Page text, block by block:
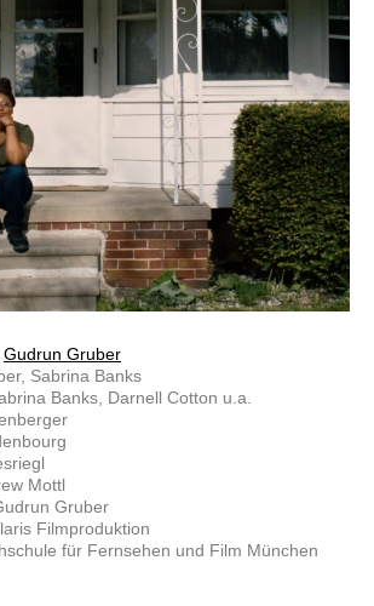
Gudrun Gruber
Sabrina Banks
Banks, Darnell Cotton u.a.
Mottl
Gruber
Filmproduktion
für Fernsehen und Film München